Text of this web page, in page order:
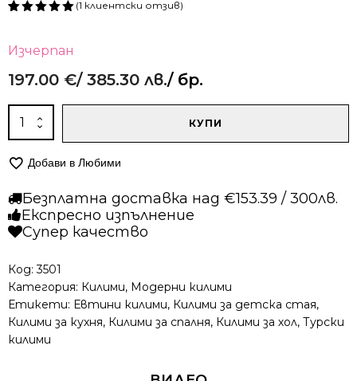
базирано
на
оценки
(1 клиентски отзив)
Изчерпан
197.00 €/ 385.30 лв./ бр.
количество
килим
Ирис
591
Сив/
КУПИ
Alternative:
Добави в Любими
Безплатна доставка над €153.39 / 300лв.
Експресно изпълнение
Супер качество
Код:3501
Категория: Килими, Модерни килими
Етикети: Евтини килими, Килими за детска стая,
Килими за кухня, Килими за спалня, Килими за хол, Турски
килими